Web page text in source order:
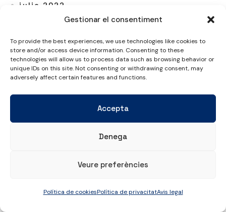
Gestionar el consentiment
To provide the best experiences, we use technologies like cookies to
store and/or access device information. Consenting to these
technologies will allow us to process data such as browsing behavior or
unique IDs on this site. Not consenting or withdrawing consent, may
adversely affect certain features and functions.
Accepta
Denega
Veure preferències
Política de cookiesPolítica de privacitatAvis legal
julio 2022
junio 2022
abril 2022
marzo 2022
febrero 2022
septiembre 2021
julio 2021